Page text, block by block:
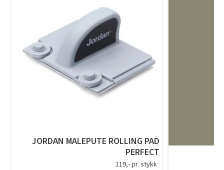
JORDAN MALEPUTE ROLLING PAD
PERFECT
119,- pr. stykk